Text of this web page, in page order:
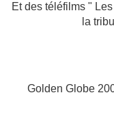
Et des téléfilms "
la
Golden Globe